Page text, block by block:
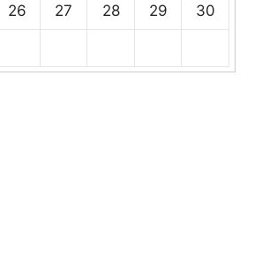
26 27 28 29 30